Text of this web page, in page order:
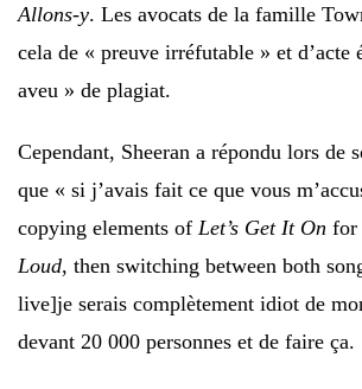
Allons-y. Les avocats de la famille
cela de « preuve irréfutable » et d’acte
aveu » de plagiat.
Cependant, Sheeran a répondu lors de
que « si j’avais fait ce que vous
copying elements of Let’s Get It On for
Loud, then switching between both
live]je serais complètement idiot de
devant 20 000 personnes et de faire ça.